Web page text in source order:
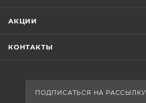
АКЦИИ
КОНТАКТЫ
ПОДПИСАТЬСЯ НА РАССЫЛКУ